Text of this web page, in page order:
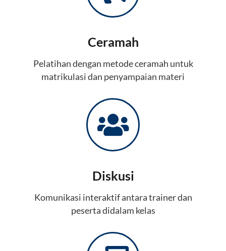
Ceramah
Pelatihan dengan metode ceramah untuk
matrikulasi dan penyampaian materi
Diskusi
Komunikasi interaktif antara trainer dan
peserta didalam kelas